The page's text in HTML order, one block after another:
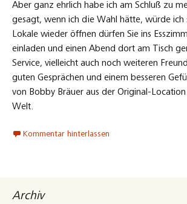
Aber ganz ehrlich habe ich am Schluß zu
gesagt, wenn ich die Wahl hätte, würde
Lokale wieder öffnen dürfen Sie ins
einladen und einen Abend dort am Tisch
Service, vielleicht auch noch weiteren
guten Gesprächen und einem besseren
von Bobby Bräuer aus der Original-
Welt.
Kommentar hinterlassen
Archiv